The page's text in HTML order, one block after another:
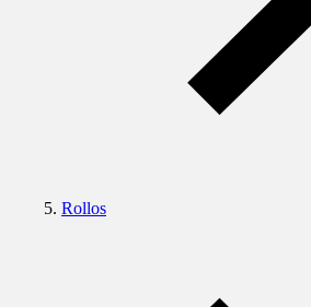
Rollos